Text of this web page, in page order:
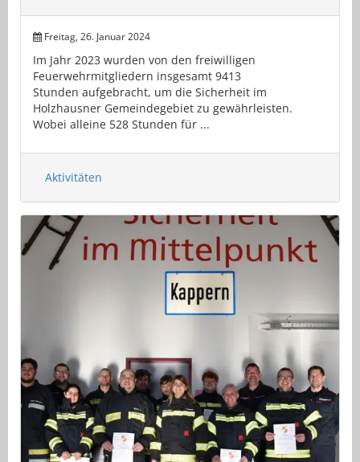
Freitag, 26. Januar 2024
Im Jahr 2023 wurden von den freiwilligen
Feuerwehrmitgliedern insgesamt 9413
Stunden aufgebracht, um die Sicherheit im
Holzhausner Gemeindegebiet zu gewährleisten.
Wobei alleine 528 Stunden für ...
Aktivitäten